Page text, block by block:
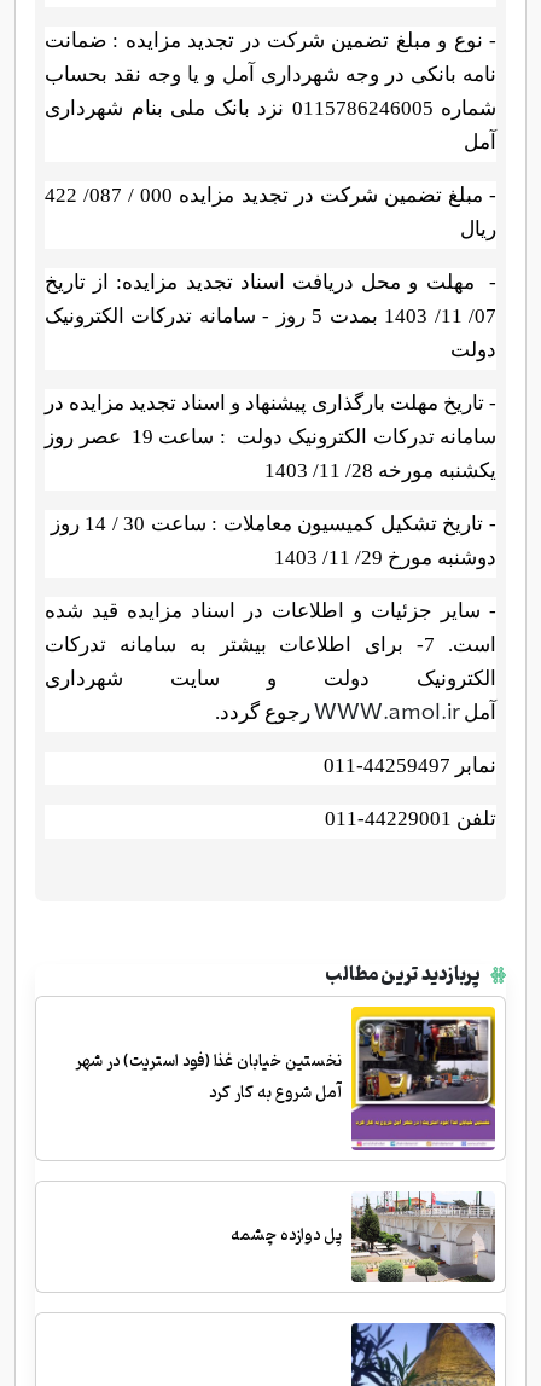
- نوع و مبلغ تضمین شرکت در تجدید مزایده : ضمانت
نامه بانکی در وجه شهرداری آمل و یا وجه نقد بحساب
شماره 0115786246005 نزد بانک ملی بنام شهرداری
آمل
- مبلغ تضمین شرکت در تجدید مزایده 000 / 087/ 422
ریال
-
مهلت و محل دریافت اسناد تجدید مزایده: از تاریخ
07/ 11/ 1403 بمدت 5 روز - سامانه تدرکات الکترونیک
دولت
- تاریخ مهلت بارگذاری پیشنهاد و اسناد تجدید مزایده در
سامانه تدرکات الکترونیک دولت : ساعت 19 عصر روز
یکشنبه مورخه 28/ 11/ 1403
- تاریخ تشکیل کمیسیون معاملات : ساعت 30 / 14 روز
دوشنبه مورخ 29/ 11/ 1403
- سایر جزئیات و اطلاعات در اسناد مزایده قید شده
است. 7- برای اطلاعات بیشتر به سامانه تدرکات
الکترونیک دولت و سایت شهرداری
آمل WWW.amol.irرجوع گردد.
نمابر 44259497-011
تلفن 44229001-011
پربازدید ترین مطالب
نخستین خیابان غذا (فود استریت) در شهر
آمل شروع به کار کرد
پل دوازده چشمه